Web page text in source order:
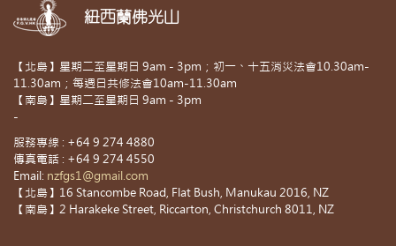
紐西蘭佛光山
【北島】星期二至星期日 9am - 3pm；初一、十五消災法會10.30am-
11.30am；每週日共修法會10am-11.30am
【南島】星期二至星期日 9am - 3pm
-
服務專線 : +64 9 274 4880
傳真電話 : +64 9 274 4550
Email: nzfgs1@gmail.com
【北島】16 Stancombe Road, Flat Bush, Manukau 2016, NZ
【南島】2 Harakeke Street, Riccarton, Christchurch 8011, NZ